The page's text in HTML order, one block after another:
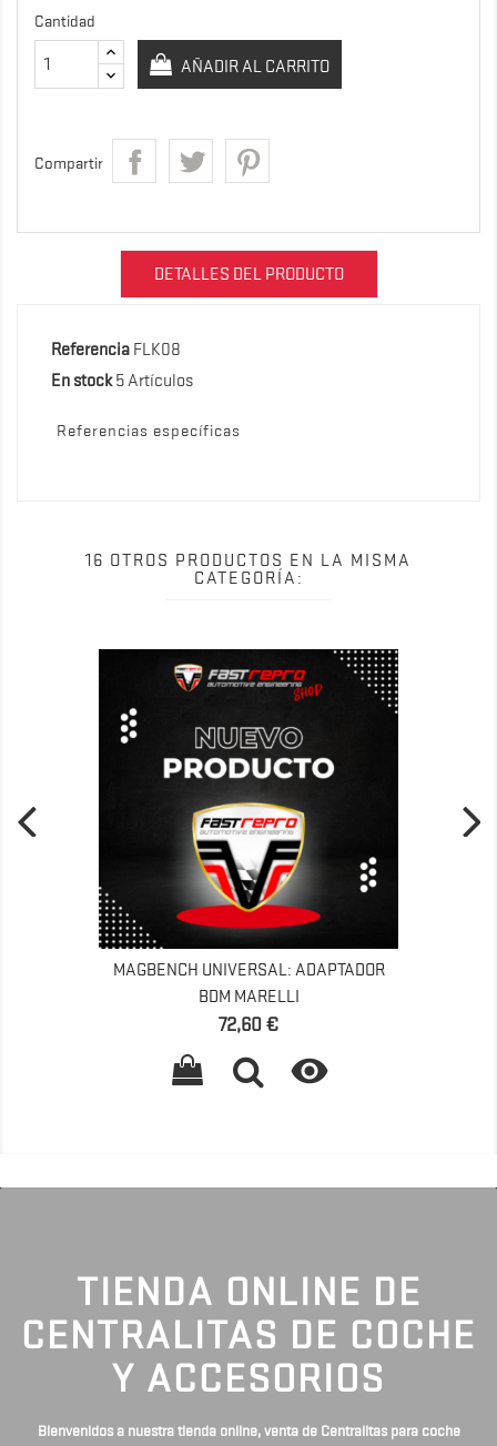
Cantidad
AÑADIR AL CARRITO
Compartir
DETALLES DEL PRODUCTO
Referencia FLK08
En stock 5 Artículos
Referencias específicas
16 OTROS PRODUCTOS EN LA MISMA
CATEGORÍA:
MAGBENCH UNIVERSAL: ADAPTADOR
BDM MARELLI
Precio
72,60 €

TIENDA ONLINE DE
CENTRALITAS DE COCHE
Y ACCESORIOS
Bienvenidos a nuestra tienda online, venta de Centralitas para coche